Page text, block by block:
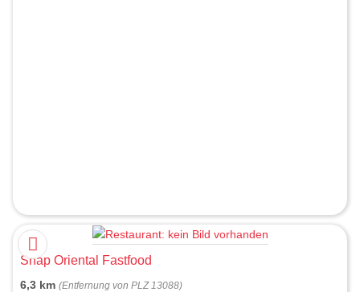
Snap Oriental Fastfood
6,3 km (Entfernung von PLZ 13088)